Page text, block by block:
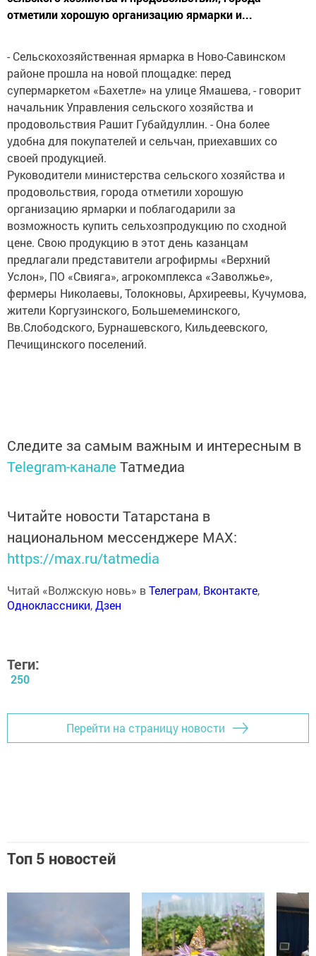
отметили хорошую организацию ярмарки и...
- Сельскохозяйственная ярмарка в Ново-Савинском
районе прошла на новой площадке: перед
супермаркетом «Бахетле» на улице Ямашева, - говорит
начальник Управления сельского хозяйства и
продовольствия Рашит Губайдуллин. - Она более
удобна для покупателей и сельчан, приехавших со
своей продукцией.
Руководители министерства сельского хозяйства и
продовольствия, города отметили хорошую
организацию ярмарки и поблагодарили за
возможность купить сельхозпродукцию по сходной
цене. Свою продукцию в этот день казанцам
предлагали представители агрофирмы «Верхний
Услон», ПО «Свияга», агрокомплекса «Заволжье»,
фермеры Николаевы, Толокновы, Архиреевы, Кучумова,
жители Коргузинского, Большемеминского,
Вв.Слободского, Бурнашевского, Кильдеевского,
Печищинского поселений.
Следите за самым важным и интересным в
Telegram-канале Татмедиа
Читайте новости Татарстана в
национальном мессенджере MАХ:
https://max.ru/tatmedia
Читай «Волжскую новь» вТелеграм, Вконтакте,
Одноклассники,Дзен
Теги:
250
Перейти на страницу новости
Топ 5 новостей